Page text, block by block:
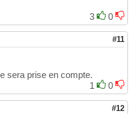
3
0
#11
sera prise en compte.
1
0
#12